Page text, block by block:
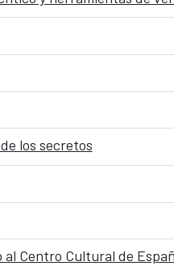
los secretos
Centro Cultural de